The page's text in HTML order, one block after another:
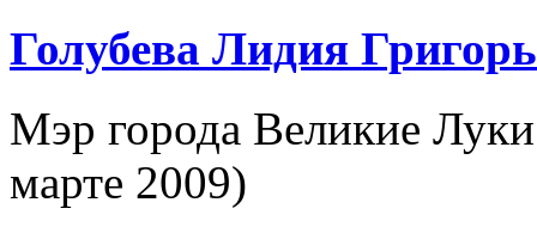
Голубева Лидия
Мэр города Великие
марте 2009)